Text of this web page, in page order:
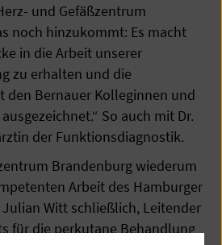
und Gefäßzentrum
noch hinzukommt: Es macht
in die Arbeit unserer
zu erhalten und die
den Bernauer Kolleginnen und
So auch mit Dr.
der Funktionsdiagnostik.
Brandenburg wiederum
Arbeit des Hamburger
Witt schließlich, Leitender
für die perkutane Behandlung